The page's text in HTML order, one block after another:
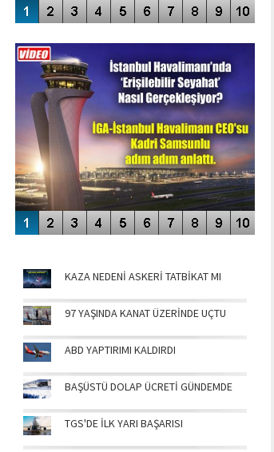
ENGELLERİN AŞILDIĞI HAVALİMANI
KAZA NEDENİ ASKERİ TATBİKAT MI
97 YAŞINDA KANAT ÜZERİNDE UÇTU
ABD YAPTIRIMI KALDIRDI
BAŞÜSTÜ DOLAP ÜCRETİ GÜNDEMDE
TGS'DE İLK YARI BAŞARISI